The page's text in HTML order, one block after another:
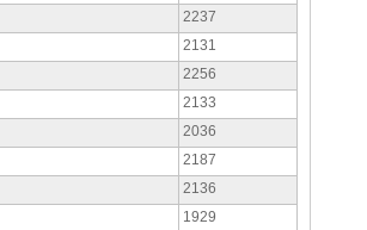
2237
2131
2256
2133
2036
2187
2136
1929